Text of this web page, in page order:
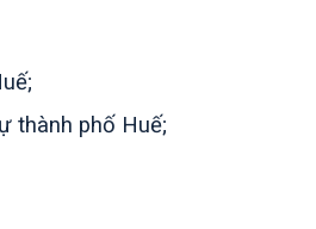
thành phố Huế;